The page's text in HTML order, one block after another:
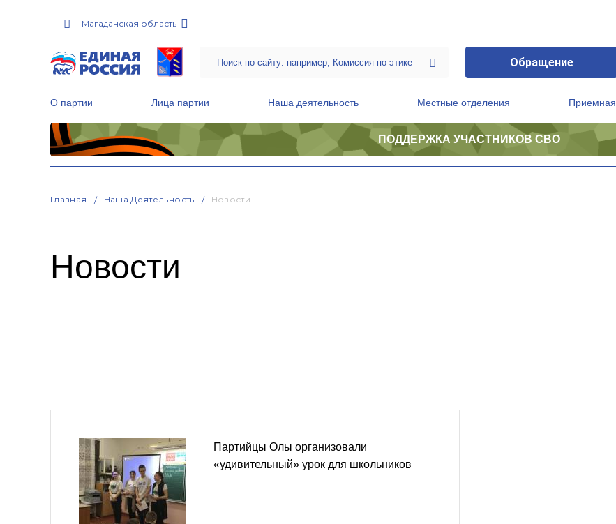
Магаданская область
Обращение
О партии Лица партии Наша деятельность Местные отделения Приемная
ПОДДЕРЖКА УЧАСТНИКОВ СВО
Главная Наша Деятельность Новости
Новости
Партийцы Олы организовали
«удивительный» урок для школьников